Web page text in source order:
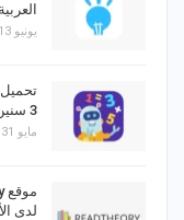
يونيو 13, 2025
3 سنين فما…
مايو 31, 2025
لدى